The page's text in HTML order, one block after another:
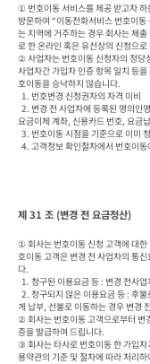
① 번호이동 서비스를 제공 받고자
방문하여 “이동전화서비스 번호이
는 지역에 거주하는 경우 회사는 제
로 한 온라인 혹은 유선상의 신청으
② 사업자는 번호이동 신청자의 정당
사업자간 가입자 인증 항목 일치 등
호이동을 승낙하지 않습니다.
요금이체 계좌, 신용카드 번호, 요금
4. 고객정보 확인절차에서 번호이
제 31 조 (변경 전 요금정산)
① 회사는 번호이동 신청 고객에 대한
호이동 고객은 변경 전 사업자의 통
다.
게 납부, 선불로 이동하는 경우 변경
② 회사는 번호이동 고객으로부터 변
증을 발급하여 드립니다.
③ 회사는 타사로 번호이동 한 가입자
용약관의 기준 및 절차에 따라 처리